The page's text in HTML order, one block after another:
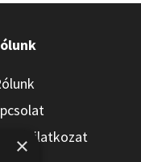
nyilatkozat
×